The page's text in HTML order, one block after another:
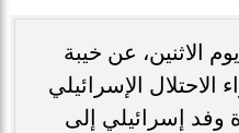
الاثنين، عن خيبة
الاحتلال الإسرائيلي
وفد إسرائيلي إلى